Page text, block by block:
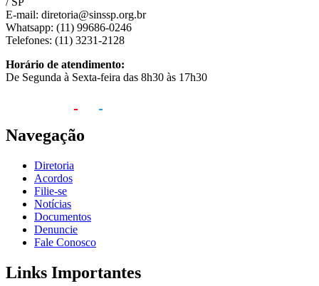
E-mail: diretoria@sinssp.org.br
Whatsapp: (11) 99686-0246
Telefones: (11) 3231-2128
Horário de atendimento:
De Segunda à Sexta-feira das 8h30 às 17h30
Navegação
Diretoria
Acordos
Filie-se
Notícias
Documentos
Denuncie
Fale Conosco
Links Importantes